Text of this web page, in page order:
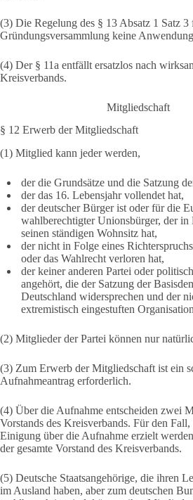
(3) Die Regelung des § 13 Absatz 1 Satz 3
Gründungsversammlung keine Anwendung
(4) Der § 11a entfällt ersatzlos nach
Kreisverbands.
Mitgliedschaft
§ 12 Erwerb der Mitgliedschaft
(1) Mitglied kann jeder werden,
der die Grundsätze und die Satzung
der das 16. Lebensjahr vollendet hat,
der deutscher Bürger ist oder für die
wahlberechtigter Unionsbürger, der in
seinen ständigen Wohnsitz hat,
der nicht in Folge eines
oder das Wahlrecht verloren hat,
der keiner anderen Partei oder
angehört, die der Satzung der
Deutschland widersprechen und der
extremistisch eingestuften
(2) Mitglieder der Partei können nur
(3) Zum Erwerb der Mitgliedschaft ist ein
Aufnahmeantrag erforderlich.
(4) Über die Aufnahme entscheiden zwei
Vorstands des Kreisverbands. Für den Fall,
Einigung über die Aufnahme erzielt
der gesamte Vorstand des Kreisverbands.
(5) Deutsche Staatsangehörige, die ihren
im Ausland haben, aber zum deutschen